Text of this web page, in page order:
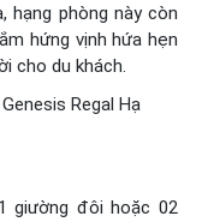
hạng phòng này còn
hứng vịnh hứa hẹn
cho du khách.
giường đôi hoặc 02